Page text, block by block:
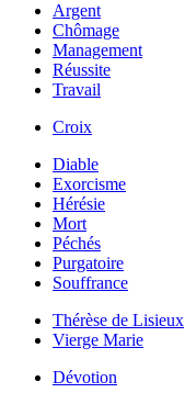
Argent
Chômage
Management
Réussite
Travail
Croix
Diable
Exorcisme
Hérésie
Mort
Péchés
Purgatoire
Souffrance
Thérèse de Lisieux
Vierge Marie
Dévotion